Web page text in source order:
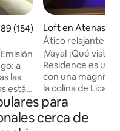
promedio: 4.89 de
(154)
a
las
están
ante la
en
Loft en Atenas
Ático relajante
jacuzzi
¡Vaya! ¡Qué
Residence es un
con una
la colina de
Atenas. ¡Un
único en una
diseño moderno! Disfruta de una botella
para
cerca de